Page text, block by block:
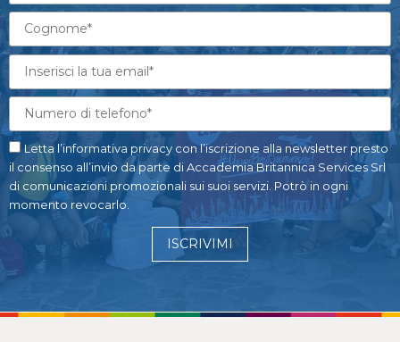
Letta l’informativa privacy con l’iscrizione alla newsletter presto
il consenso all’invio da parte di Accademia Britannica Services Srl
di comunicazioni promozionali sui suoi servizi. Potrò in ogni
momento revocarlo.
ISCRIVIMI